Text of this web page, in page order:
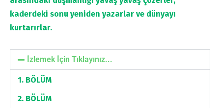
kaderdeki sonu yeniden yazarlar ve dünyayı
kurtarırlar.
İzlemek İçin Tıklayınız...
1. BÖLÜM
2. BÖLÜM